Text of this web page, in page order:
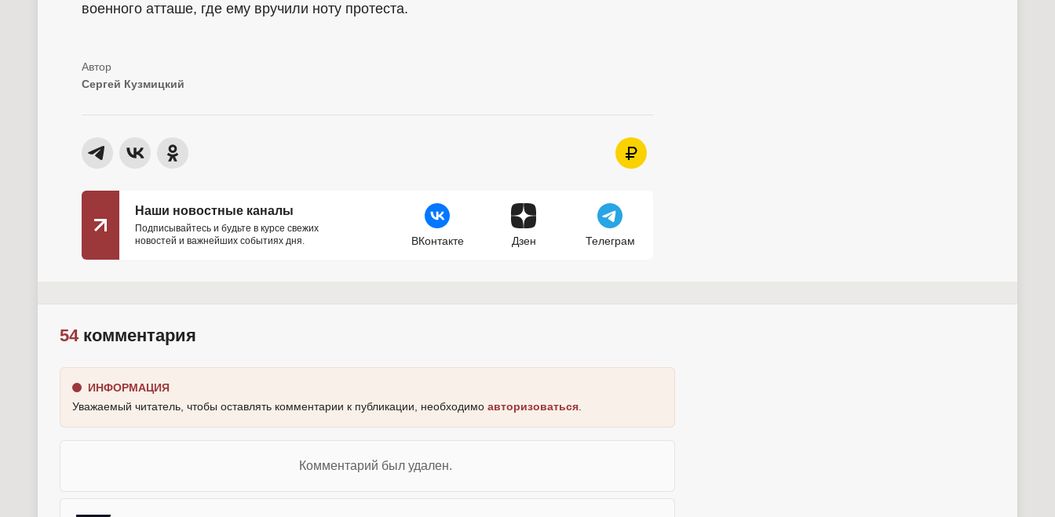
военного атташе, где ему вручили ноту протеста.
Сергей Кузмицкий
Наши новостные каналы
Подписывайтесь и будьте в курсе свежих
новостей и важнейших событиях дня.
ВКонтакте Дзен Телеграм
54комментария
ИНФОРМАЦИЯ
Уважаемый читатель, чтобы оставлять комментарии к публикации, необходимо авторизоваться
Комментарий был удален.